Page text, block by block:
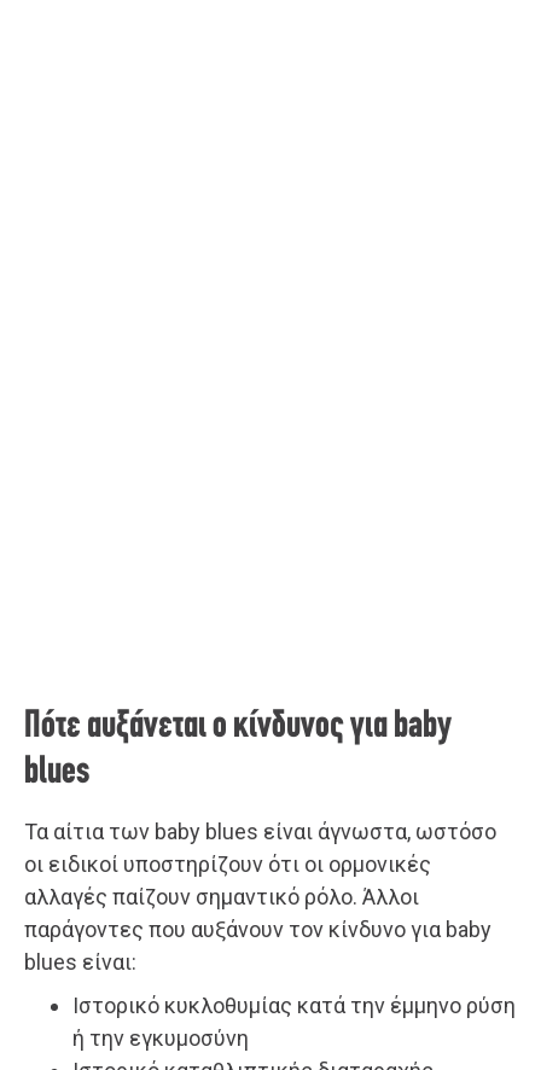
Πότε αυξάνεται ο κίνδυνος για baby
blues
Τα αίτια των baby blues είναι άγνωστα, ωστόσο
οι ειδικοί υποστηρίζουν ότι οι ορμονικές
αλλαγές παίζουν σημαντικό ρόλο. Άλλοι
παράγοντες που αυξάνουν τον κίνδυνο για baby
blues είναι:
Ιστορικό κυκλοθυμίας κατά την έμμηνο ρύση
ή την εγκυμοσύνη